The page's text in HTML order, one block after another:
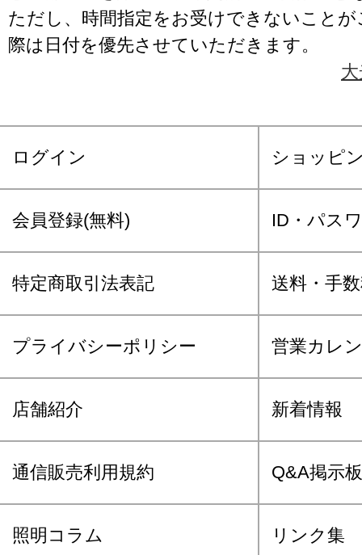
ただし、時間指定をお受けできないこと
際は日付を優先させていただきます。
ログイン ショッピ
会員登録(無料) ID・パス
特定商取引法表記 送料・手
プライバシーポリシー 営業カレ
店舗紹介 新着情報
通信販売利用規約 Q&A掲示板
照明コラム リンク集